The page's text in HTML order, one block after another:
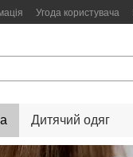
Угода користувача
Дитячий одяг